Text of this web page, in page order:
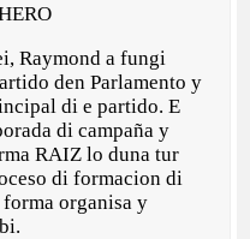
Raymond a fungi
den Parlamento y
di e partido. E
di campaña y
RAIZ lo duna tur
di formacion di
organisa y